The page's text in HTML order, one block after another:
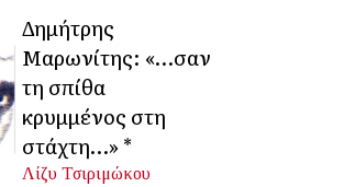
Δημήτρης
Μαρωνίτης: «…σαν
τη σπίθα
κρυμμένος στη
στάχτη…» *
Λίζυ Τσιριμώκου